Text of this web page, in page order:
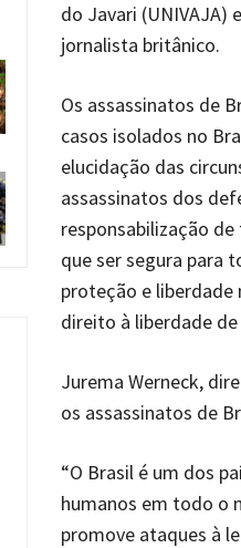
do Javari
jornalista britânico.
Os assassinatos de
casos isolados no
elucidação das
assassinatos dos
responsabilização
que ser segura para
proteção e liberdade
direito à liberdade
Jurema Werneck,
os assassinatos de
“O Brasil é um dos
humanos em todo o
promove ataques à